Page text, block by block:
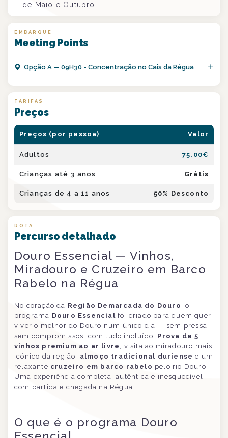
de Maio e Outubro
EMBARQUE
Meeting Points
OpçãoA —09H30 - Concentração no Cais da Régua
TARIFAS
Preços
Preços (por pessoa) Valor
Adultos 75.00€
Crianças até 3 anos Grátis
Crianças de 4 a 11 anos 50% Desconto
ROTA
Percurso detalhado
Douro Essencial — Vinhos,
Miradouro e Cruzeiro em Barco
Rabelo na Régua
No coração da Região Demarcada do Douro , o
programa Douro Essencialfoi criado para quem quer
viver o melhor do Douro num único dia — sem pressa,
sem compromissos, com tudo incluído. Prova de 5
vinhos premium ao ar livre , visita ao miradouro mais
icónico da região, almoço tradicional duriense e um
relaxante cruzeiro em barco rabelo pelo rio Douro.
Uma experiência completa, autêntica e inesquecível,
com partida e chegada na Régua.
O que é o programa Douro